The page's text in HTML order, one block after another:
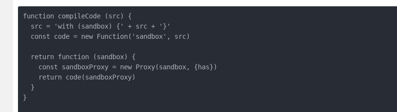
function compileCode (src) {
  src = 'with (sandbox) {' + src + '}'
  const code = new Function('sandbox', src)
  return function (sandbox) {
    const sandboxProxy = new Proxy(sandbox, {has})
    return code(sandboxProxy)
  }
}